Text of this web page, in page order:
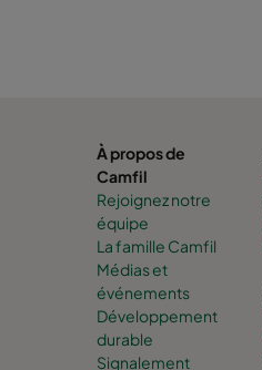
À propos de
Camfil
Rejoignez notre
équipe
La famille Camfil
Médias et
événements
Développement
durable
Signalement